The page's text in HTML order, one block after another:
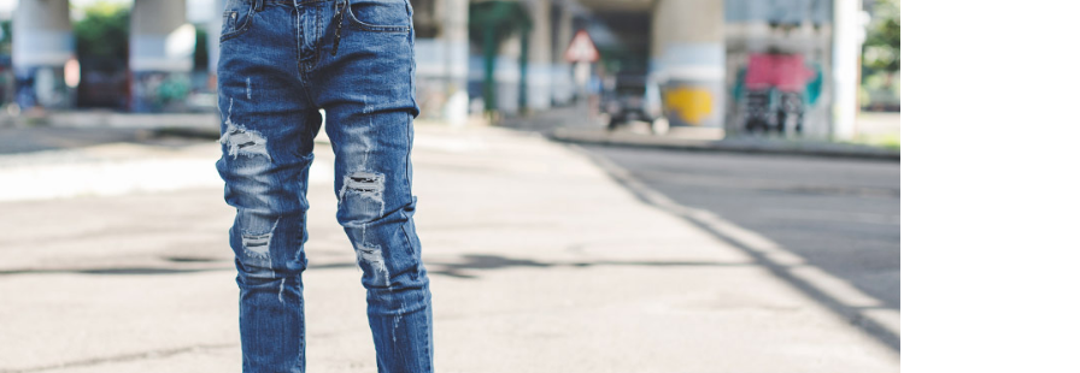
是否繳費成功／繳費後需取消欲退款等相關疑問，請聯繫「AFTEE先享後
付客戶支援中心」https://netprotections.freshdesk.com/support/home
【注意事項】
１．透過由恩沛科技股份有限公司提供之「AFTEE先享後付」服務完成之
交易，需依本服務之必要範圍內提供個人資料，並將交易相關給付款項請
求債權轉讓予恩沛科技股份有限公司。
２．關於個人資料處理事宜，請瀏覽以下網址：
https://aftee.tw/terms/#terms3
３．未成年的使用者請事先徵得法定代理人或監護人之同意方可使用
「AFTEE先享後付」，若未經同意申辦者引起之損失，本公司不負相關責
任。
４．使用「AFTEE先享後付」時，將依據個別帳號之用戶狀況，依本公司
即時審查核予不同之上限額度；若仍有額度不足之情形，本公司將視審查
５．嚴禁一人註冊多個帳號或使用他人資訊註冊。若發現惡意使用之情
形，恩沛科技股份有限公司將有權停止該用戶之使用額度並採取法律行
先付款後7-11取貨
每筆NT$80，滿NT$1,800(含以上)免運費
宅配
每筆NT$120，滿NT$3,000(含以上)免運費